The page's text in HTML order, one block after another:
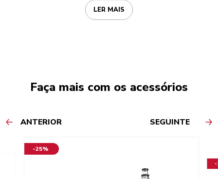
LER MAIS
Faça mais com os acessórios
ANTERIOR SEGUINTE
-25%
-